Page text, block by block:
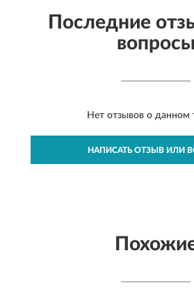
Последние
вопросы
Нет отзывов о данном
НАПИСАТЬ ОТЗЫВ ИЛИ